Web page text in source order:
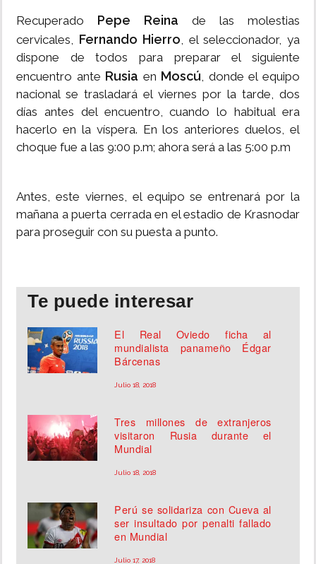
Recuperado Pepe Reina de las molestias
cervicales, Fernando Hierro, el seleccionador, ya
dispone de todos para preparar el siguiente
encuentro ante Rusia en Moscú, donde el equipo
nacional se trasladará el viernes por la tarde, dos
días antes del encuentro, cuando lo habitual era
hacerlo en la víspera. En los anteriores duelos, el
choque fue a las 9:00 p.m; ahora será a las 5:00 p.m
Antes, este viernes, el equipo se entrenará por la
mañana a puerta cerrada en el estadio de Krasnodar
para proseguir con su puesta a punto.
Te puede interesar
El Real Oviedo ficha al
mundialista panameño Édgar
Bárcenas
Julio 18, 2018
Tres millones de extranjeros
visitaron Rusia durante el
Mundial
Julio 18, 2018
Perú se solidariza con Cueva al
ser insultado por penalti fallado
en Mundial
Julio 17, 2018